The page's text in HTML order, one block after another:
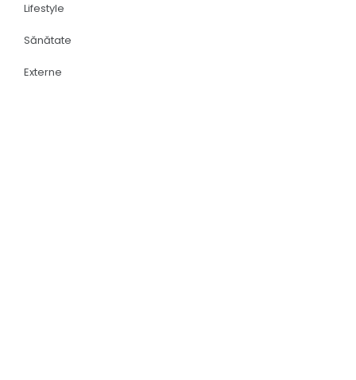
Lifestyle
Sănătate
Externe